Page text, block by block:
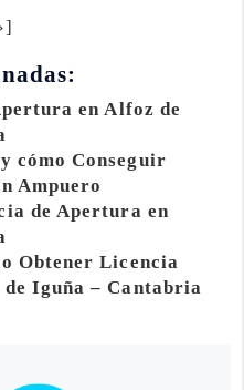
en Alfoz de
cómo Conseguir
Ampuero
de Apertura en
Obtener Licencia
Iguña – Cantabria